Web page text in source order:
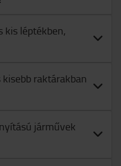
kis léptékben,
raktárakban
járművek